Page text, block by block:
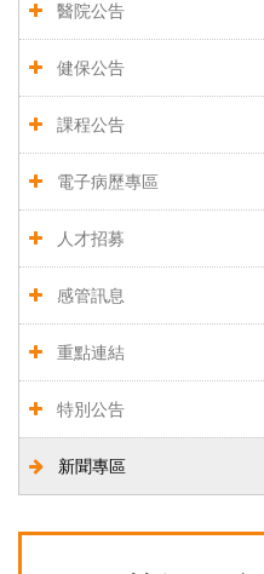
醫院公告
健保公告
課程公告
電子病歷專區
人才招募
感管訊息
重點連結
特別公告
新聞專區